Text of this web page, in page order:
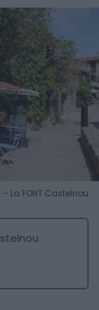
La FONT Castelnou